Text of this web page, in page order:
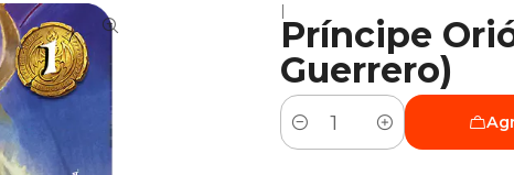
|
Príncipe
Guerrero)
Cantidad